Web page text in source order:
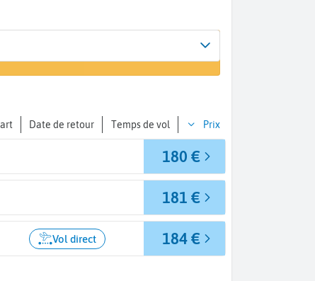
Bilbao (BIO)
Date de retour Temps de vol Prix
180 €
181 €
Vol direct 184 €